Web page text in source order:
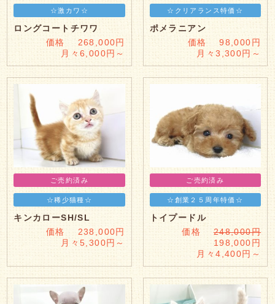
☆激カワ☆
ロングコートチワワ
価格 268,000円
月々6,000円～
☆クリアランス特価☆
ポメラニアン
価格 98,000円
月々3,300円～
ご売約済み
☆稀少猫種☆
キンカローSH/SL
価格 238,000円
月々5,300円～
ご売約済み
☆創業２５周年特価☆
トイプードル
価格248,000円
198,000円
月々4,400円～